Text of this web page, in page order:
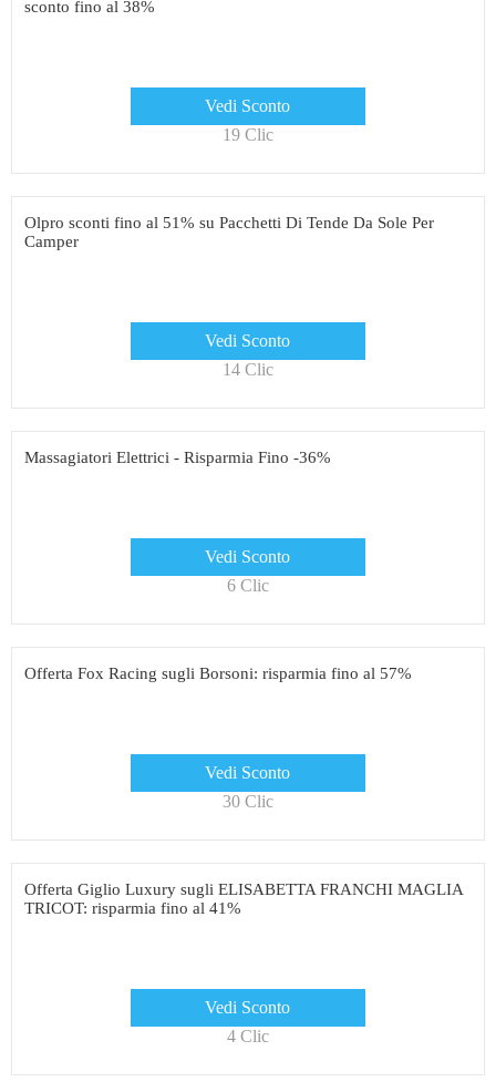
sconto fino al 38%
Vedi Sconto
19 Clic
Olpro sconti fino al 51% su Pacchetti Di Tende Da Sole Per
Camper
Vedi Sconto
14 Clic
Massagiatori Elettrici - Risparmia Fino -36%
Vedi Sconto
6 Clic
Offerta Fox Racing sugli Borsoni: risparmia fino al 57%
Vedi Sconto
30 Clic
Offerta Giglio Luxury sugli ELISABETTA FRANCHI MAGLIA
TRICOT: risparmia fino al 41%
Vedi Sconto
4 Clic